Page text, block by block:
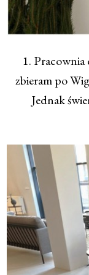
1.
zbieram po
Jednak